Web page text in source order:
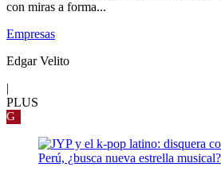
con miras a forma...
Empresas
Edgar Velito
|
PLUS
G